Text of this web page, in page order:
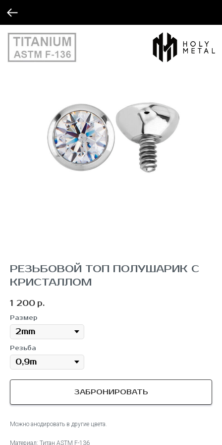
РЕЗЬБОВОЙ ТОП ПОЛУШАРИК С
КРИСТАЛЛОМ
1 200 р.
Размер
Резьба
ЗАБРОНИРОВАТЬ
Можно анодировать в другие цвета.
Материал: Титан ASTM F-136